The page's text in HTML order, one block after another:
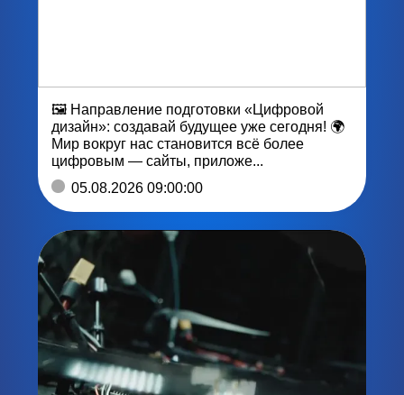
🖼 Направление подготовки «Цифровой
дизайн»: создавай будущее уже сегодня! 🌍
Мир вокруг нас становится всё более
цифровым — сайты, приложе...
05.08.2026 09:00:00